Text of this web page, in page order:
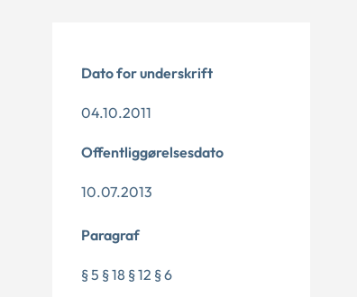
Dato for underskrift
04.10.2011
Offentliggørelsesdato
10.07.2013
Paragraf
§ 5 § 18 § 12 § 6